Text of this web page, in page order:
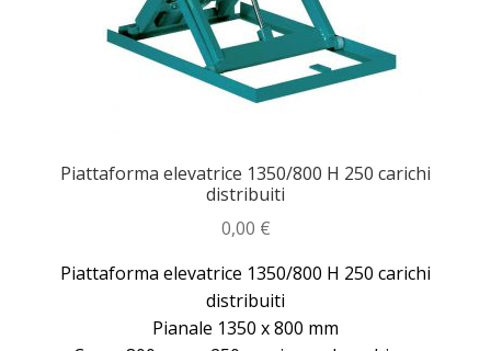
Piattaforma elevatrice 1350/800 H 250 carichi
distribuiti
0,00 €
Piattaforma elevatrice 1350/800 H 250 carichi
distribuiti
Pianale 1350 x 800 mm